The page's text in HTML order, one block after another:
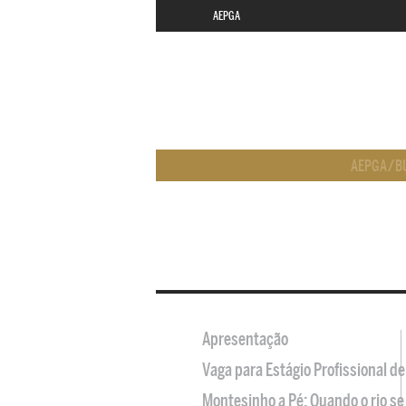
AEPGA
AEPGA/
Apresentação
Vaga para Estágio Profissional
Montesinho a Pé: Quando o rio